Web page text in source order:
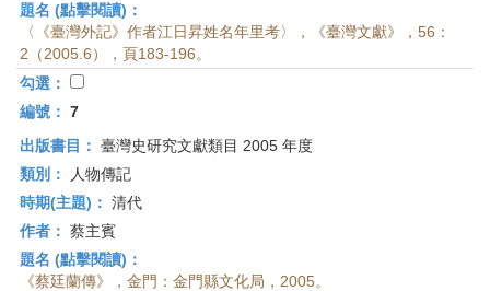
題名 (點擊閱讀)：
〈《臺灣外記》作者江日昇姓名年里考〉，《臺灣文獻》，56：
2（2005.6），頁183-196。
勾選：
編號： 7
出版書目： 臺灣史研究文獻類目 2005 年度
類別：
人物傳記
時期(主題)： 清代
作者： 蔡主賓
題名 (點擊閱讀)：
《蔡廷蘭傳》，金門：金門縣文化局，2005。